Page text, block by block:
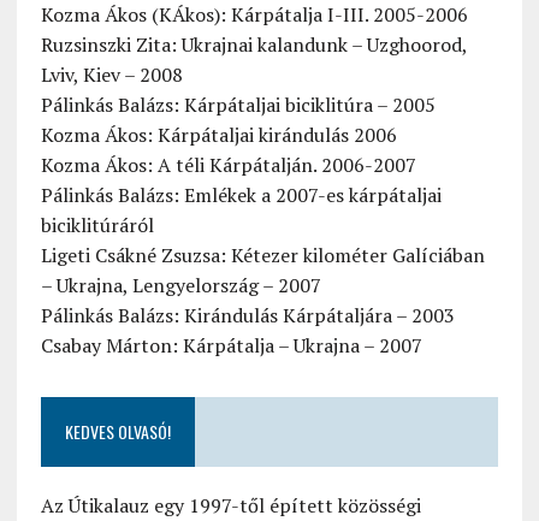
Kozma Ákos (KÁkos): Kárpátalja I-III. 2005-2006
Ruzsinszki Zita: Ukrajnai kalandunk – Uzghoorod,
Lviv, Kiev – 2008
Pálinkás Balázs: Kárpátaljai biciklitúra – 2005
Kozma Ákos: Kárpátaljai kirándulás 2006
Kozma Ákos: A téli Kárpátalján. 2006-2007
Pálinkás Balázs: Emlékek a 2007-es kárpátaljai
biciklitúráról
Ligeti Csákné Zsuzsa: Kétezer kilométer Galíciában
– Ukrajna, Lengyelország – 2007
Pálinkás Balázs: Kirándulás Kárpátaljára – 2003
Csabay Márton: Kárpátalja – Ukrajna – 2007
KEDVES OLVASÓ!
Az Útikalauz egy 1997-től épített közösségi